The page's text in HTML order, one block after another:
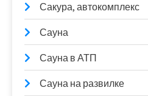
Сакура, автокомплекс
Сауна
Сауна в АТП
Сауна на развилке